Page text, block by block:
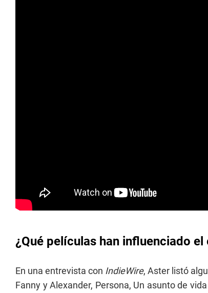
¿Qué películas han influenciado
En una entrevista con IndieWire, Aster listó
Fanny y Alexander, Persona, Un asunto de